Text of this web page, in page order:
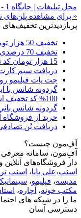
محل تبلیغات | جایگاه C - 1
« برای مشاهده پلن‌های
پربازدیدترین تخفیف‌های
تخفیف 50 هزار تومانی خرید محصولات پروتئینی اسنپ فود
تخفیف 70 درصدی اشتراک دیجی پلاس از دیجی کالا
15 هزار تومان کد تخفیف خرید نان از اسنپ فود
دریافت سیم
جت پات فیلیمو
گردونه شانس با
%100 کد تخفیف اشتراک 3 ماهه دیجی پلاس از دیجی کالا
گردونه شانس بانی مد تا
خرید از فروشگاه اُمارکت با
دریافت بُن
آفِ‌مون چیست؟
آفِ‌مون، سامانه معرفی
دار فروشگاه‌های آنلاین
اسنپ،علی بابا، اسنپ
مدیسه، فیلیمو،
مکتب خونه، آچاره،
ما را در شبکه های
دسترسی آسان